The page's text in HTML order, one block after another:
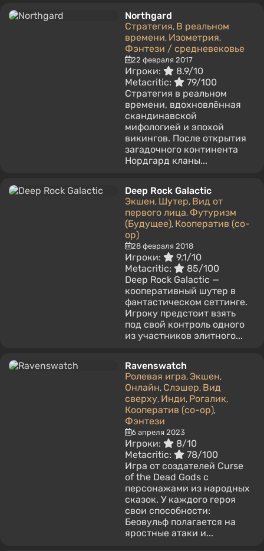
Northgard
Стратегия, В реальном
времени, Изометрия,
Фэнтези / средневековье
22 февраля 2017
Игроки:
8.9/10
Metacritic:
79/100
Стратегия в реальном
времени, вдохновлённая
скандинавской
мифологией и эпохой
викингов. После открытия
загадочного континента
Нордгард кланы...
Deep Rock Galactic
Экшен, Шутер, Вид от
первого лица, Футуризм
(Будущее), Кооператив (co-
op)
28 февраля 2018
Игроки:
9.1/10
Metacritic:
85/100
Deep Rock Galactic —
кооперативный шутер в
фантастическом сеттинге.
Игроку предстоит взять
под свой контроль одного
из участников элитного...
Ravenswatch
Ролевая игра, Экшен,
Онлайн, Слэшер, Вид
сверху, Инди, Рогалик,
Кооператив (co-op),
Фэнтези
6 апреля 2023
Игроки:
8/10
Metacritic:
78/100
Игра от создателей Curse
of the Dead Gods с
персонажами из народных
сказок. У каждого героя
свои способности:
Беовульф полагается на
яростные атаки и...